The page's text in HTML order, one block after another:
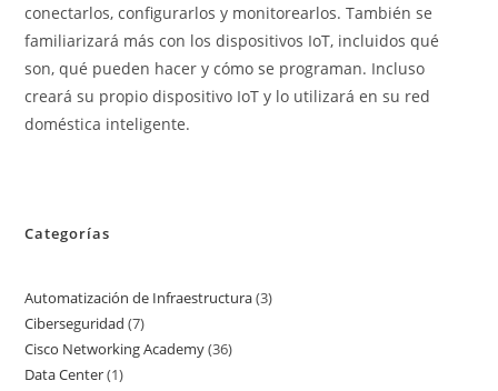
conectarlos, configurarlos y monitorearlos. También se
familiarizará más con los dispositivos IoT, incluidos qué
son, qué pueden hacer y cómo se programan. Incluso
creará su propio dispositivo IoT y lo utilizará en su red
doméstica inteligente.
Categorías
Automatización de Infraestructura 33
Ciberseguridad 77
productos
Cisco Networking Academy 3636
Data Center 11